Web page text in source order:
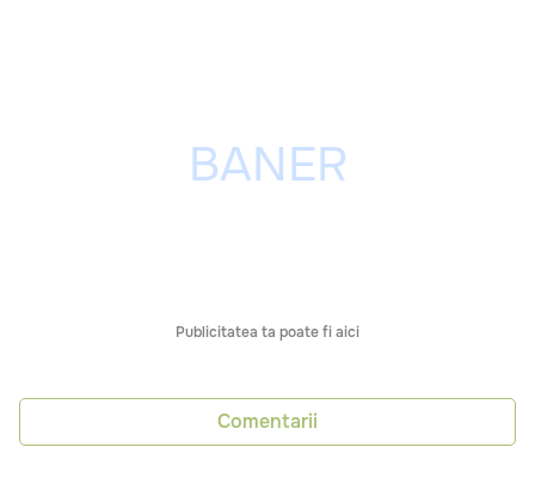
Publicitatea ta poate fi aici
Comentarii